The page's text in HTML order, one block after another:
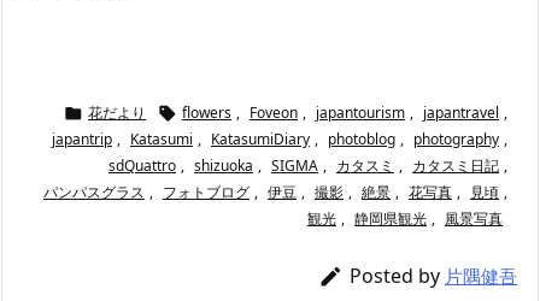
 花だより  flowers , Foveon , japantourism , japantravel ,
japantrip , Katasumi , KatasumiDiary , photoblog , photography ,
sdQuattro , shizuoka , SIGMA , カタスミ , カタスミ日記 ,
パンパスグラス , フォトブログ , 伊豆 , 撮影 , 絶景 , 花写真 , 見頃 ,
観光 , 静岡県観光 , 風景写真
 Posted by 片隅健吾